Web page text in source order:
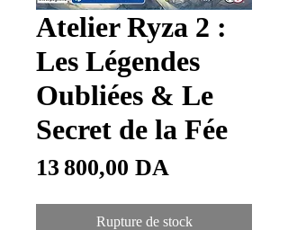
Atelier Ryza 2 :
Les Légendes
Oubliées & Le
Secret de la Fée
13 800,00 DA
Rupture de stock